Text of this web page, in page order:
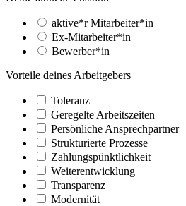
aktive*r Mitarbeiter*in
Ex-Mitarbeiter*in
Bewerber*in
Vorteile deines Arbeitgebers
Toleranz
Geregelte Arbeitszeiten
Persönliche Ansprechpartner
Strukturierte Prozesse
Zahlungs­pünktlichkeit
Weiter­entwicklung
Transparenz
Modernität